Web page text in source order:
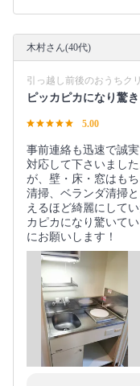
木村さん(40代)
引っ越し前後のおうちク
ピッカピカになり驚き
5.00
事前連絡も迅速で誠
対応して下さいまし
が、壁・床・窓はも
清掃、ベランダ清掃
えるほど綺麗にして
カピカになり驚いて
にお願いします！